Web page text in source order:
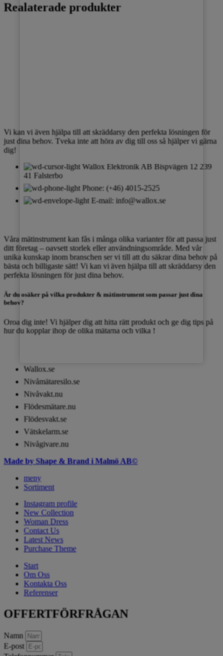
Realaterade produkter
Vi kan vi även hjälpa till att skräddarsy den perfekta lösningen för
just dina behov. Tveka inte att höra av dig till oss så hjälper vi gärna
dig!
Wallox Elektronik AB Bispvägen 12 239
41 Falsterbo
Phone: (+46) 4015-2525
E-mail: info@wallox.se
Våra mätinstrument kan fås i många olika varianter för att passa just
ditt företag – oavsett storlek eller användningsområde. Med vår
unika kunskap inom branschen ser vi till att du säkrar dina behov på
bästa och billigaste sätt! Vi kan vi även hjälpa till att skräddarsy den
perfekta lösningen för just dina behov.
Är du osäker på vilka produkter & mätinstrument som passar just dina
behov?
Oroa dig inte! Vi hjälper dig att hitta rätt produkt och ge dig tips på
hur du kopplar ihop de olika mätarna och vilka !
Wallox.se
Nivåmätaresilo.se
Nivåvakt.nu
Flödesmätare.nu
Flödesvakt.se
Vätskelarm.se
Nivågivare.nu
Made by Shape & Brand i Malmö AB©
meny
Sortiment
Instagram profile
New Collection
Woman Dress
Contact Us
Latest News
Purchase Theme
Start
Om Oss
Kontakta Oss
Referenser
OFFERTFÖRFRÅGAN
Namn
E-post